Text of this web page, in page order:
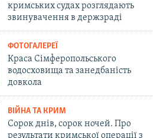
кримських судах розглядають
звинувачення в держзраді
ФОТОГАЛЕРЕЇ
Краса Сімферопольського
водосховища та занедбаність
довкола
ВІЙНА ТА КРИМ
Сорок днів, сорок ночей. Про
результати кримської операції з